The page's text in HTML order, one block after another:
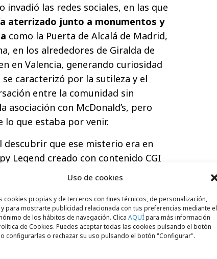
Uso de cookies
cookies propias y de terceros con fines técnicos, de personalización,
para mostrarte publicidad relacionada con tus preferencias mediante el
de los hábitos de navegación. Clica AQUÍpara más información
de Cookies. Puedes aceptar todas las cookies pulsando el botón
configurarlas o rechazar su uso pulsando el botón "Configurar".
las redes sociales, en las que
aterrizado junto a monumentos y
como la Puerta de Alcalá de Madrid,
en los alrededores de Giralda de
en Valencia, generando curiosidad
caracterizó por la sutileza y el
entre la comunidad sin
con McDonald’s, pero
lo que estaba por venir.
descubrir que ese misterio era en
Legend creado con contenido CGI
de España. El origen de estos
de Felipe II, donde se ha podido
a esta nueva
la lonaallí instalada.
& Digital Officerde McDonald’s
se une a nuestra plataforma de